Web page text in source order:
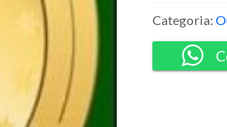
-
João
Marcus
TV
Categoria: